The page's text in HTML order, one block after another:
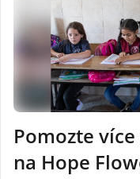
Pomozte
na Hope